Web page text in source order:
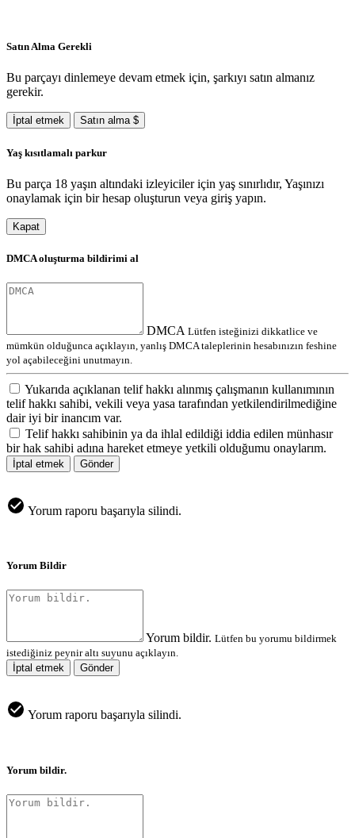
Satın Alma Gerekli
Bu parçayı dinlemeye devam etmek için, şarkıyı satın almanız
gerekir.
İptal etmek Satın alma $
Yaş kısıtlamalı parkur
Bu parça 18 yaşın altındaki izleyiciler için yaş sınırlıdır, Yaşınızı
onaylamak için bir hesap oluşturun veya giriş yapın.
Kapat
DMCA oluşturma bildirimi al
DMCA Lütfen isteğinizi dikkatlice ve
mümkün olduğunca açıklayın, yanlış DMCA taleplerinin hesabınızın feshine
yol açabileceğini unutmayın.
Yukarıda açıklanan telif hakkı alınmış çalışmanın kullanımının
telif hakkı sahibi, vekili veya yasa tarafından yetkilendirilmediğine
dair iyi bir inancım var.
Telif hakkı sahibinin ya da ihlal edildiği iddia edilen münhasır
bir hak sahibi adına hareket etmeye yetkili olduğumu onaylarım.
İptal etmek Gönder
Yorum raporu başarıyla silindi.
Yorum Bildir
Yorum bildir. Lütfen bu yorumu bildirmek
istediğiniz peynir altı suyunu açıklayın.
İptal etmek
Gönder
Yorum raporu başarıyla silindi.
Yorum bildir.